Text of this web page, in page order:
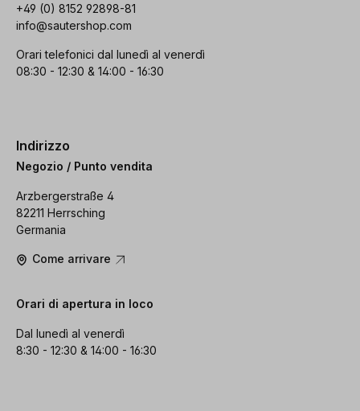
+49 (0) 8152 92898-81
info@sautershop.com
Orari telefonici dal lunedì al venerdì
08:30 - 12:30 & 14:00 - 16:30
Indirizzo
Negozio / Punto vendita
Arzbergerstraße 4
82211 Herrsching
Germania
Come arrivare
Orari di apertura in loco
Dal lunedì al venerdì
8:30 - 12:30 & 14:00 - 16:30